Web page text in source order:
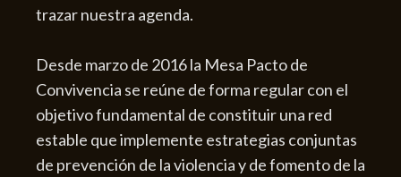
trazar nuestra agenda.
Desde marzo de 2016 la Mesa Pacto de
Convivencia se reúne de forma regular con el
objetivo fundamental de constituir una red
estable que implemente estrategias conjuntas
de prevención de la violencia y de fomento de la